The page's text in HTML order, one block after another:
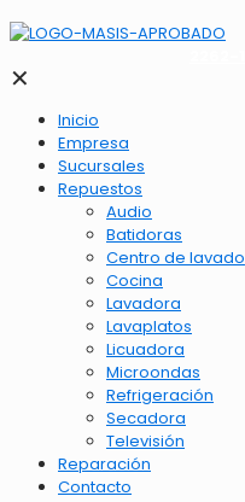
✕
Inicio
Empresa
Sucursales
Repuestos
Audio
Batidoras
Centro de lavado
Cocina
Lavadora
Lavaplatos
Licuadora
Microondas
Refrigeración
Secadora
Televisión
Reparación
Contacto